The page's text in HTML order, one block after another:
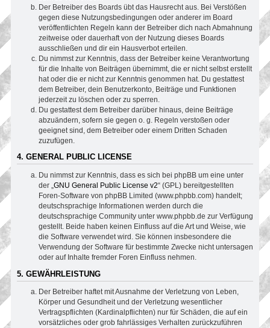
Der Betreiber des Boards übt das Hausrecht aus. Bei Verstößen
gegen diese Nutzungsbedingungen oder anderer im Board
veröffentlichten Regeln kann der Betreiber dich nach Abmahnung
zeitweise oder dauerhaft von der Nutzung dieses Boards
ausschließen und dir ein Hausverbot erteilen.
Du nimmst zur Kenntnis, dass der Betreiber keine Verantwortung
für die Inhalte von Beiträgen übernimmt, die er nicht selbst erstellt
hat oder die er nicht zur Kenntnis genommen hat. Du gestattest
dem Betreiber, dein Benutzerkonto, Beiträge und Funktionen
jederzeit zu löschen oder zu sperren.
Du gestattest dem Betreiber darüber hinaus, deine Beiträge
abzuändern, sofern sie gegen o. g. Regeln verstoßen oder
geeignet sind, dem Betreiber oder einem Dritten Schaden
zuzufügen.
4. GENERAL PUBLIC LICENSE
Du nimmst zur Kenntnis, dass es sich bei phpBB um eine unter
der „GNU General Public License v2“ (GPL) bereitgestellten
Foren-Software von phpBB Limited (www.phpbb.com) handelt;
deutschsprachige Informationen werden durch die
deutschsprachige Community unter www.phpbb.de zur Verfügung
gestellt. Beide haben keinen Einfluss auf die Art und Weise, wie
die Software verwendet wird. Sie können insbesondere die
Verwendung der Software für bestimmte Zwecke nicht untersagen
oder auf Inhalte fremder Foren Einfluss nehmen.
5. GEWÄHRLEISTUNG
Der Betreiber haftet mit Ausnahme der Verletzung von Leben,
Körper und Gesundheit und der Verletzung wesentlicher
Vertragspflichten (Kardinalpflichten) nur für Schäden, die auf ein
vorsätzliches oder grob fahrlässiges Verhalten zurückzuführen